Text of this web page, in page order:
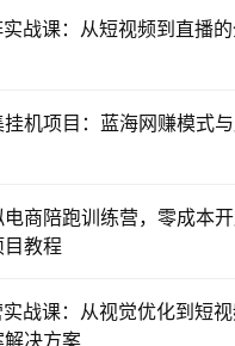
战课：从短视频到直播
机项目：蓝海网赚模式
商陪跑训练营，零成本
教程
战课：从视觉优化到短
决方案